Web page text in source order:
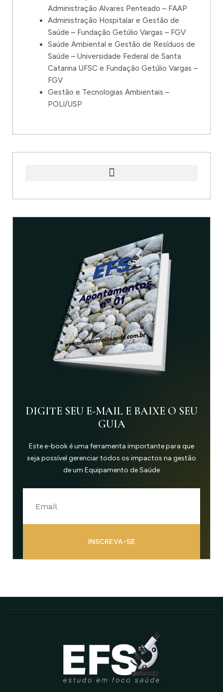
Administração Alvares Penteado – FAAP
Administração Hospitalar e Gestão de
Saúde – Fundação Getúlio Vargas – FGV
Saúde Ambiental e Gestão de Resíduos de
Saúde – Universidade Federal de Santa
Catarina UFSC e Fundação Getúlio Vargas –
FGV
Gestão e Tecnologias Ambientais –
POLI/USP
DIGITE SEU E-MAIL E BAIXE O SEU
GUIA
Este e-book é uma ferramenta importante para que
seja possível gerenciar todos os impactos na gestão
de um Equipamento de Saúde
INSCREVA-SE